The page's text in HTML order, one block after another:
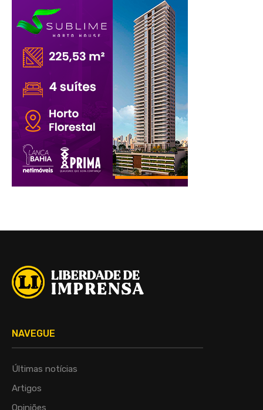
NAVEGUE
Últimas notícias
Artigos
Opiniões